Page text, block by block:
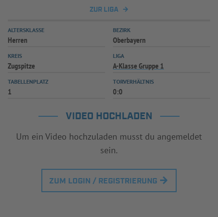
ZUR LIGA
ALTERSKLASSE
Herren
BEZIRK
Oberbayern
KREIS
Zugspitze
LIGA
A-Klasse Gruppe 1
TABELLENPLATZ
1
TORVERHÄLTNIS
0:0
VIDEO HOCHLADEN
Um ein Video hochzuladen musst du angemeldet
sein.
ZUM LOGIN / REGISTRIERUNG